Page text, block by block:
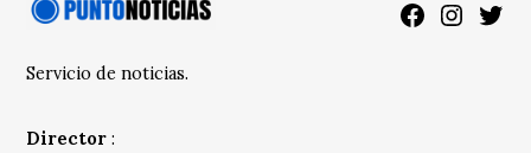
Facebook
Servicio de noticias.
Director :